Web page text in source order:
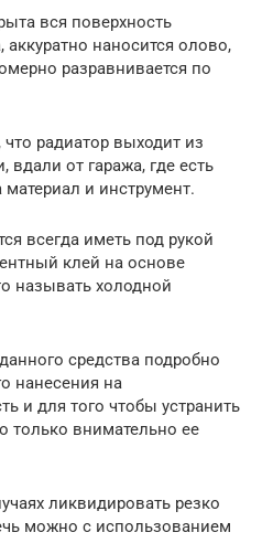
вся поверхность
наносится олово,
разравнивается по
что радиатор выходит из
вдали от гаража, где есть
и инструмент.
всегда иметь под рукой
клей на основе
называть холодной
средства подробно
нанесения на
и для того чтобы устранить
только внимательно ее
ликвидировать резко
можно с использованием